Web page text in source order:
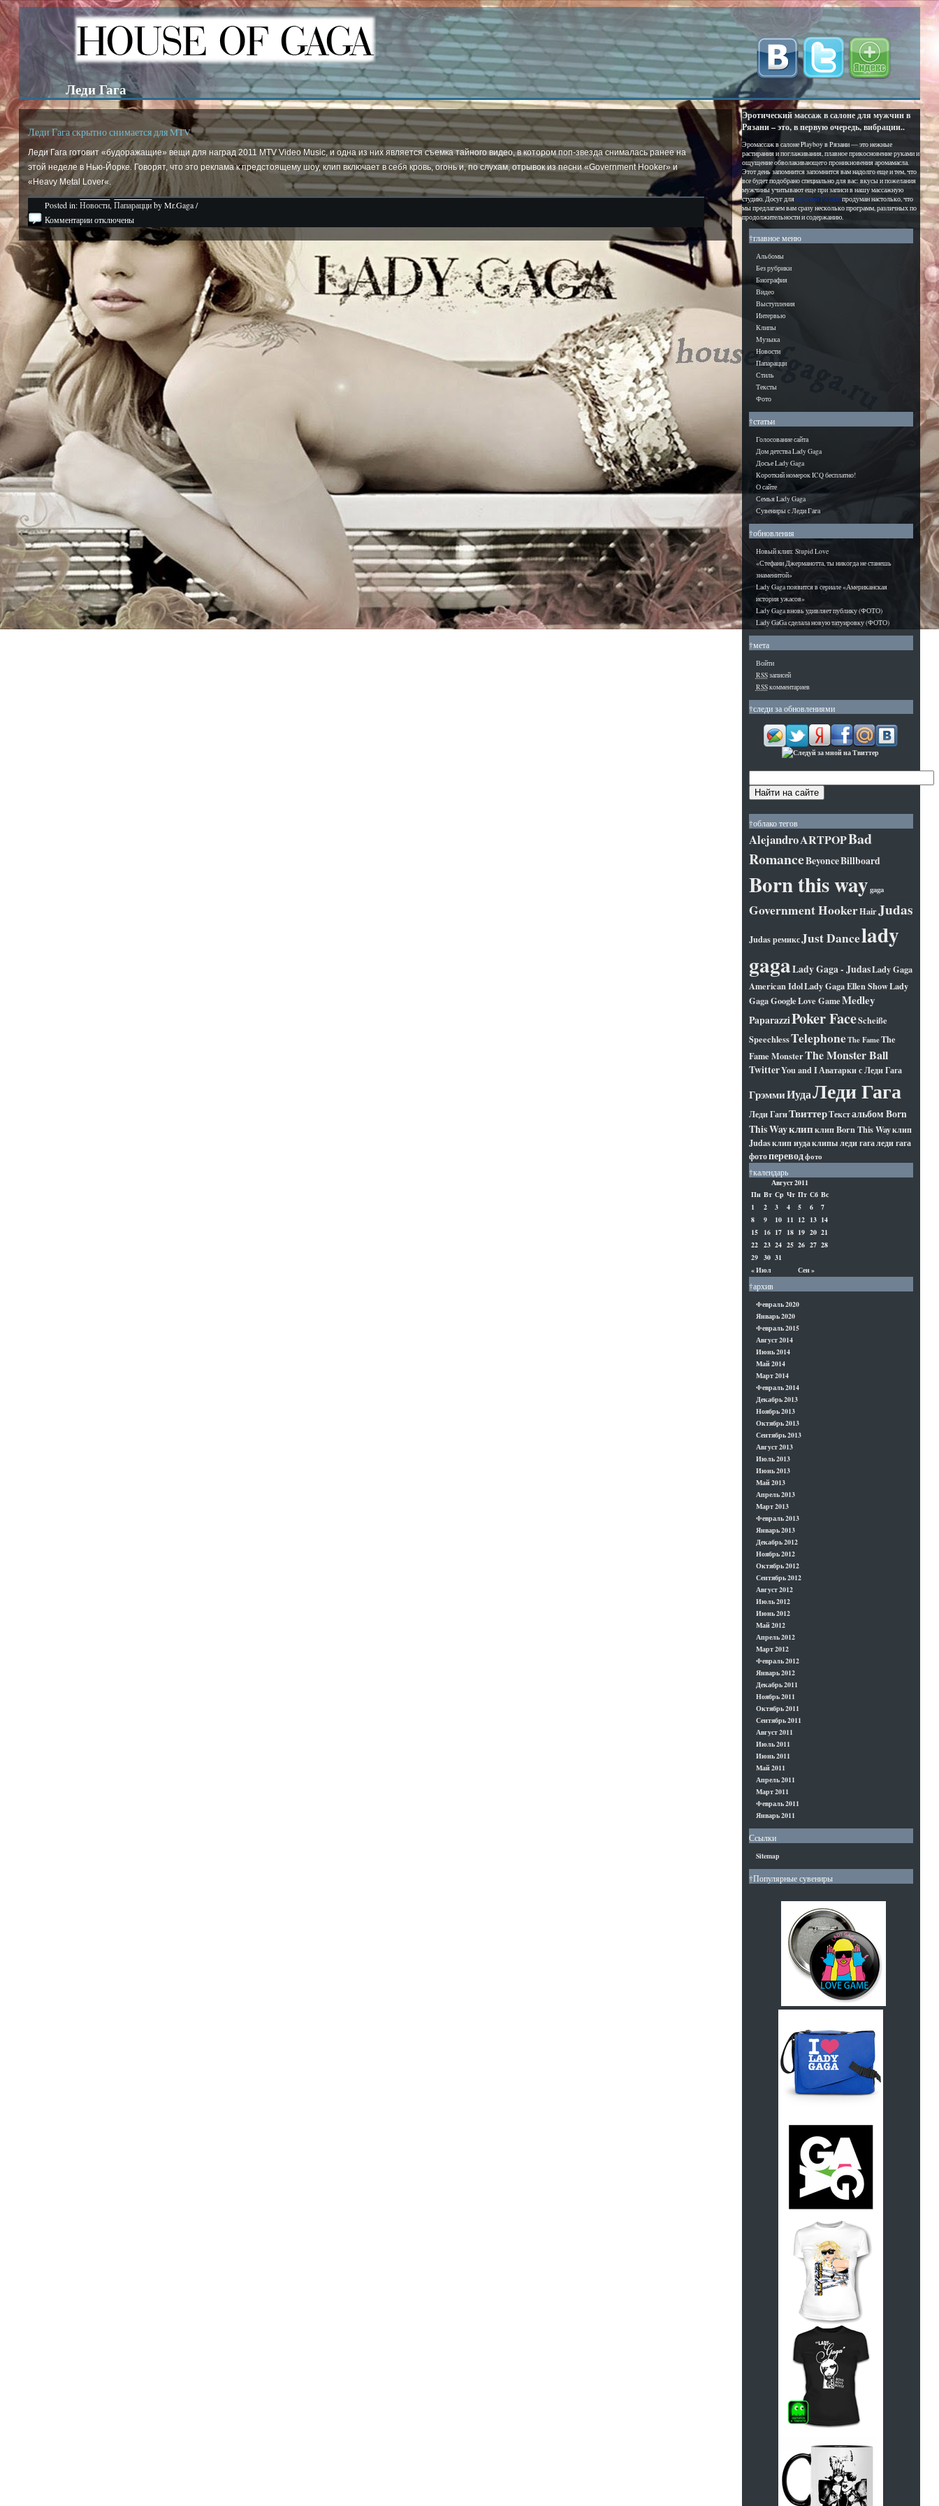
Леди Гага
Леди Гага скрытно снимается для MTV
Леди Гага готовит «будоражащие» вещи для наград 2011 MTV Video Music, и одна из них является съемка тайного видео, в котором поп-звезда снималась ранее на
этой неделе в Нью-Йорке. Говорят, что это реклама к предстоящему шоу, клип включает в себя кровь, огонь и, по слухам, отрывок из песни «Government Hooker» и
«Heavy Metal Lover«.
Posted in:Новости,Папарацциby Mr.Gaga /
Комментарии отключены
Эротический массаж в салоне для мужчин в
Рязани – это, в первую очередь, вибрации..
Эромассаж в салоне Playboy в Рязани — это нежные
растирания и поглаживания, плавное прикосновение руками и
ощущение обволакивающего проникновения аромамасла.
Этот день запомнится запомнится вам надолго еще и тем, что
все будет подобрано специально для вас: вкусы и пожелания
мужчины учитывают еще при записи в нашу массажную
студию. Досуг длямужчин Рязанипродуман настолько, что
мы предлагаем вам сразу несколько программ, различных по
продолжительности и содержанию.
†главное меню
Альбомы
Без рубрики
Биография
Видео
Выступления
Интервью
Клипы
Музыка
Новости
Папарацци
Стиль
Тексты
Фото
†статьи
Голосование сайта
Дом детства Lady Gaga
Досье Lady Gaga
Короткий номерок ICQ бесплатно!
О сайте
Семья Lady Gaga
Сувениры с Леди Гага
†обновления
Новый клип: Stupid Love
«Стефани Джерманотта, ты никогда не станешь
знаменитой»
Lady Gaga появится в сериале «Американская
история ужасов»
Lady Gaga вновь удивляет публику (ФОТО)
Lady GaGa сделала новую татуировку (ФОТО)
†мета
Войти
RSSзаписей
RSSкомментариев
†следи за обновлениями
†облако тегов
AlejandroARTPOPBad
RomanceBeyonceBillboard
Born this waygaga
Government HookerHairJudas
Judas ремиксJust Dancelady
gagaLady Gaga - JudasLady Gaga
American IdolLady Gaga Ellen ShowLady
Gaga GoogleLove GameMedley
PaparazziPoker FaceScheiße
SpeechlessTelephoneThe FameThe
Fame MonsterThe Monster Ball
TwitterYou and IАватарки с Леди Гага
ГрэммиИудаЛеди Гага
Леди ГагиТвиттерТекстальбом Born
This Wayклипклип Born This Wayклип
Judasклип иудаклипы леди гагаледи гага
фотопереводфото
†календарь
Август 2011
Пн Вт Ср Чт Пт Сб Вс
« Июл Сен »
1 2 3 4 5 6
7
8
9 10 11 12 13 14
15
16 17 18 19 20 21
22 23 24 25 26 27 28
29 30 31
†архив
Февраль 2020
Январь 2020
Февраль 2015
Август 2014
Июнь 2014
Май 2014
Март 2014
Февраль 2014
Декабрь 2013
Ноябрь 2013
Октябрь 2013
Сентябрь 2013
Август 2013
Июль 2013
Июнь 2013
Май 2013
Апрель 2013
Март 2013
Февраль 2013
Январь 2013
Декабрь 2012
Ноябрь 2012
Октябрь 2012
Сентябрь 2012
Август 2012
Июль 2012
Июнь 2012
Май 2012
Апрель 2012
Март 2012
Февраль 2012
Январь 2012
Декабрь 2011
Ноябрь 2011
Октябрь 2011
Сентябрь 2011
Август 2011
Июль 2011
Июнь 2011
Май 2011
Апрель 2011
Март 2011
Февраль 2011
Январь 2011
Ссылки
Sitemap
†Популярные сувениры